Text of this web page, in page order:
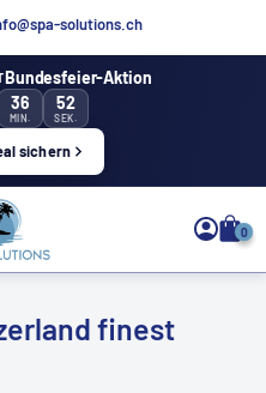
solutions.ch
Bundesfeier-Aktion
36
MIN.
52
SEK.
sichern
0
finest